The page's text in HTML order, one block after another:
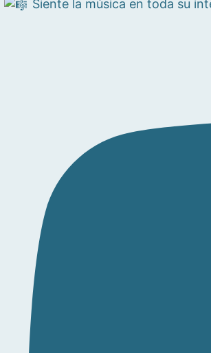
Siente la música en toda su